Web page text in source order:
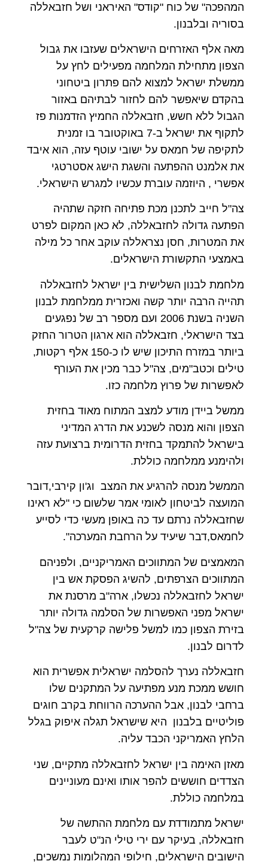
המהפכה" של כוח "קודס" האיראני ושל חזבאללה
בסוריה ובלבנון.
מאה אלף האזרחים הישראלים שעזבו את גבול
הצפון מתחילת המלחמה מפעילים לחץ על
ממשלת ישראל למצוא להם פתרון ביטחוני
בהקדם שיאפשר להם לחזור לבתיהם באזור
הגבול ללא חשש, חזבאללה החמיץ הזדמנות פז
לתקוף את ישראל ב-7 באוקטובר בו זמנית
לתקיפה של חמאס על ישובי עוטף עזה, הוא איבד
את אלמנט ההפתעה והשגת הישג אסטרטגי
אפשרי , היוזמה עוברת עכשיו למגרש הישראלי.
צה"ל חייב לתכנן מכת פתיחה חזקה שתהיה
הפתעה גדולה לחזבאללה, לא כאן המקום לפרט
את המטרות, חסן נצראללה עוקב אחר כל מילה
באמצעי התקשורת הישראלים.
מלחמת לבנון השלישית בין ישראל לחזבאללה
תהייה הרבה יותר קשה ואכזרית ממלחמת לבנון
השניה בשנת 2006 ועם מספר רב של נפגעים
בצד הישראלי, חזבאללה הוא ארגון הטרור החזק
ביותר במזרח התיכון שיש לו כ-150 אלף רקטות,
טילים וכטב"מים, צה"ל כבר מכין את העורף
לאפשרות של פרוץ מלחמה כזו.
ממשל ביידן מודע למצב המתוח מאוד בחזית
הצפון והוא מנסה לשכנע את הדרג המדיני
בישראל להתמקד בחזית הדרומית ברצועת עזה
ולהימנע ממלחמה כוללת.
הממשל מנסה להרגיע את המצב וג'ון קירבי,דובר
המועצה לביטחון לאומי אמר שלשום כי "לא ראינו
שחזבאללה נרתם עד כה באופן מעשי כדי לסייע
לחמאס,דבר שיעיד על הרחבת המערכה".
המאמצים של המתווכים האמריקניים, ולפניהם
המתווכים הצרפתים, להשיג הפסקת אש בין
ישראל לחזבאללה נכשלו, ארה"ב מרסנת את
ישראל מפני האפשרות של הסלמה גדולה יותר
בזירת הצפון כמו למשל פלישה קרקעית של צה"ל
לדרום לבנון.
חזבאללה נערך להסלמה ישראלית אפשרית הוא
חושש ממכת מנע מפתיעה על המתקנים שלו
ברחבי לבנון, אבל ההערכה הרווחת בקרב חוגים
פוליטיים בלבנון היא שישראל תגלה איפוק בגלל
הלחץ האמריקני הכבד עליה.
מאזן האימה בין ישראל לחזבאללה מתקיים, שני
הצדדים חוששים להפר אותו ואינם מעוניינים
במלחמה כוללת.
ישראל מתמודדת עם מלחמת ההתשה של
חזבאללה, בעיקר עם ירי טילי הנ"ט לעבר
הישובים הישראלים, חילופי המהלומות נמשכים,